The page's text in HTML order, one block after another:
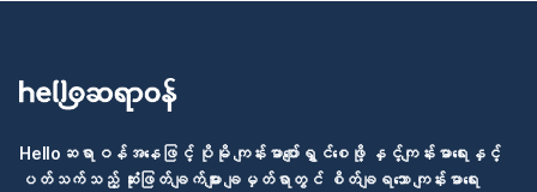
Helloဆရာဝန်အနေဖြင့် ပိုမို ကျန်းမာပျော်ရွှင်စေဖို့ နှင့်ကျန်းမာရေးနှင့်
ပတ်သက်သည့် ဆုံးဖြတ်ချက်များ ချမှတ်ရာတွင် စိတ်ချရသော ကျန်းမာရေး